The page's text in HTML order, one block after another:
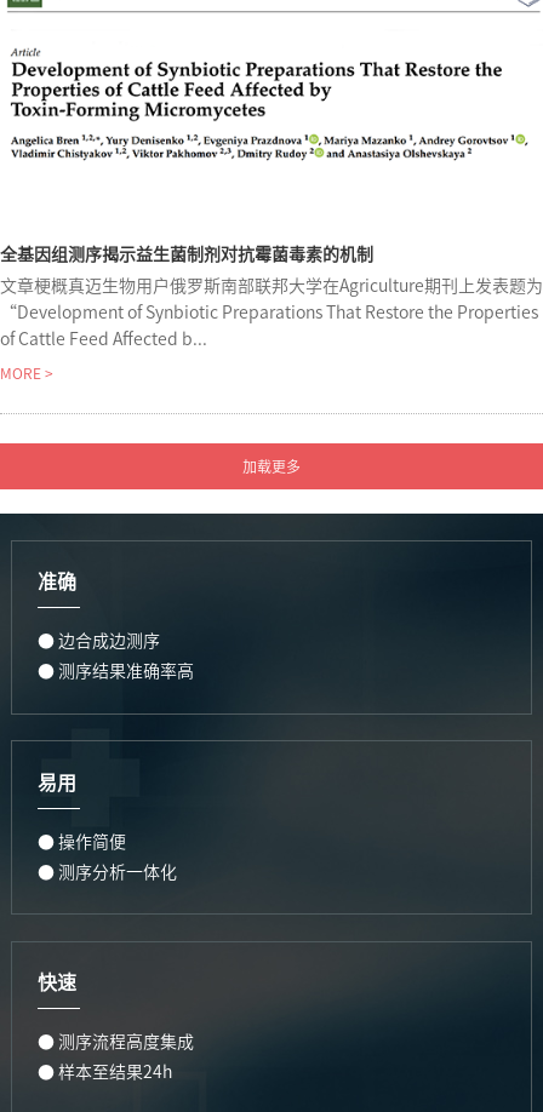
全基因组测序揭示益生菌制剂对抗霉菌毒素的机制
文章梗概真迈生物用户俄罗斯南部联邦大学在Agriculture期刊上发表题为
“Development of Synbiotic Preparations That Restore the Properties
of Cattle Feed Affected b...
MORE >
准确
● 边合成边测序
● 测序结果准确率高
易用
● 操作简便
● 测序分析一体化
快速
● 测序流程高度集成
● 样本至结果24h